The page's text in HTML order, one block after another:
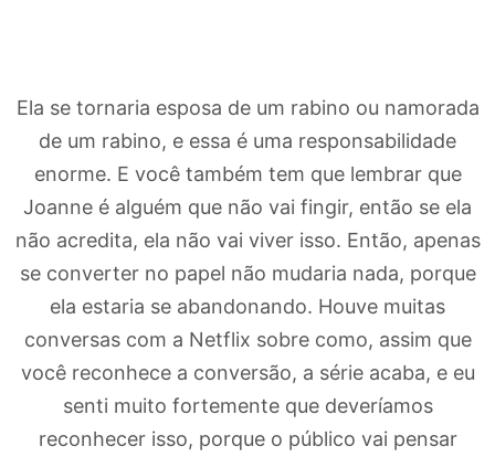
Ela se tornaria esposa de um rabino ou namorada
de um rabino, e essa é uma responsabilidade
enorme. E você também tem que lembrar que
Joanne é alguém que não vai fingir, então se ela
não acredita, ela não vai viver isso. Então, apenas
se converter no papel não mudaria nada, porque
ela estaria se abandonando. Houve muitas
conversas com a Netflix sobre como, assim que
você reconhece a conversão, a série acaba, e eu
senti muito fortemente que deveríamos
reconhecer isso, porque o público vai pensar